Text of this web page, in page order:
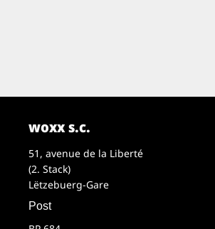
woxx s.c.
51, avenue de la Liberté
(2. Stack)
Lëtzebuerg-Gare
Post